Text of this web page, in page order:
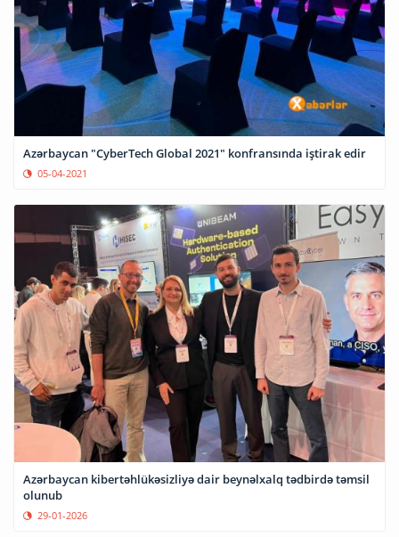
Azərbaycan "CyberTech Global 2021" konfransında iştirak edir
05-04-2021
Azərbaycan kibertəhlükəsizliyə dair beynəlxalq tədbirdə təmsil
olunub
29-01-2026